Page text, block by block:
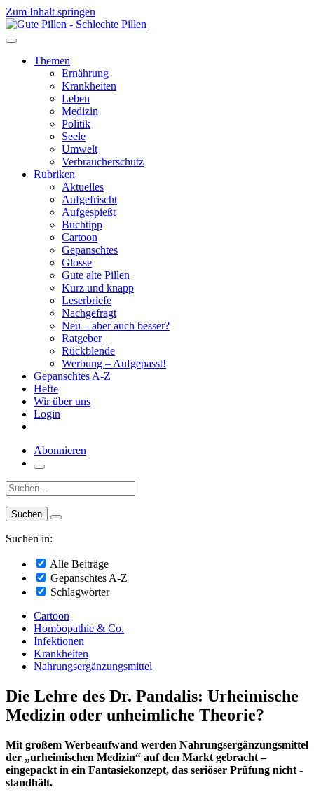
Zum Inhalt springen
Themen
Ernährung
Krankheiten
Leben
Medizin
Politik
Seele
Umwelt
Verbraucherschutz
Rubriken
Aktuelles
Aufgefrischt
Aufgespießt
Buchtipp
Cartoon
Gepanschtes
Glosse
Gute alte Pillen
Kurz und knapp
Leserbriefe
Nachgefragt
Neu – aber auch besser?
Ratgeber
Rückblende
Werbung – Aufgepasst!
Gepanschtes A-Z
Hefte
Wir über uns
Login
Abonnieren
Suche:
Suchen in:
Alle Beiträge
Gepanschtes A-Z
Schlagwörter
Cartoon
Homöopathie & Co.
Infektionen
Krankheiten
Nahrungsergänzungsmittel
Die Lehre des Dr. Pandalis: Urheimische
Medizin oder unheimliche Theorie?
Mit großem Werbeaufwand werden Nahrungsergänzungsmittel
der „urheimischen Medizin“ auf den Markt gebracht –
eingepackt in ein Fantasiekonzept, das seriöser Prüfung nicht ­
standhält.